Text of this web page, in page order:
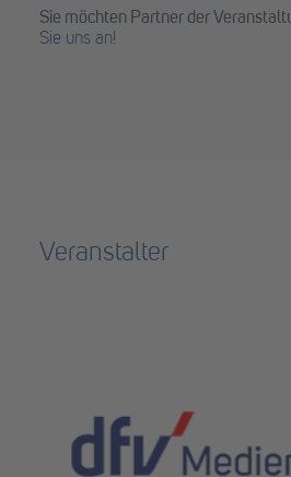
Sie möchten Partner der
Sie uns an!
Veranstalter